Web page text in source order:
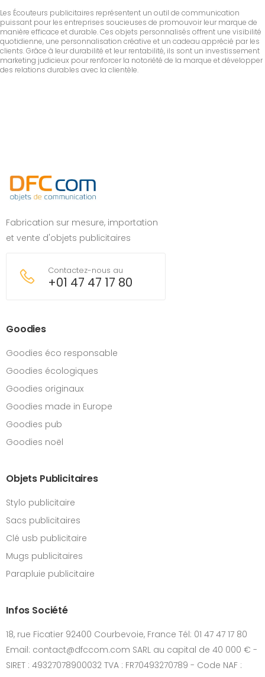
Les Écouteurs publicitaires représentent un outil de communication
puissant pour les entreprises soucieuses de promouvoir leur marque de
manière efficace et durable. Ces objets personnalisés offrent une visibilité
quotidienne, une personnalisation créative et un cadeau apprécié par les
clients. Grâce à leur durabilité et leur rentabilité, ils sont un investissement
marketing judicieux pour renforcer la notoriété de la marque et développer
des relations durables avec la clientèle.
Fabrication sur mesure, importation
et vente d'objets publicitaires
Contactez-nous au
+01 47 47 17 80
Goodies
Goodies éco responsable
Goodies écologiques
Goodies originaux
Goodies made in Europe
Goodies pub
Goodies noël
Objets Publicitaires
Stylo publicitaire
Sacs publicitaires
Clé usb publicitaire
Mugs publicitaires
Parapluie publicitaire
Infos Société
18, rue Ficatier 92400 Courbevoie, France Tél: 01 47 47 17 80
Email: contact@dfccom.com SARL au capital de 40 000 € -
SIRET : 49327078900032 TVA : FR70493270789 - Code NAF :